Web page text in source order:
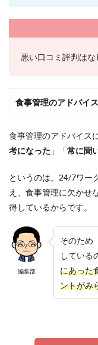
悪い口コミ評判はな
食事管理のアドバイ
食事管理のアドバイス
考になった 」「常に聞
というのは、24/7ワー
え、食事管理に欠かせ
得しているからです。
編集部
そのため
している
にあった
ントがみ